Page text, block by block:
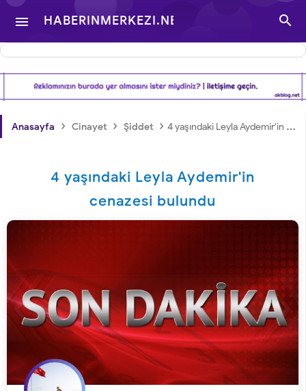
 HABERINMERKEZI.NET
- TÜRKIYE VE DÜNYA
GÜNDEMINDEN

Anasayfa › Cinayet › Şiddet › 4 yaşındaki Leyla Aydemir'in cenazesi bulundu
4 yaşındaki Leyla Aydemir'in
cenazesi bulundu